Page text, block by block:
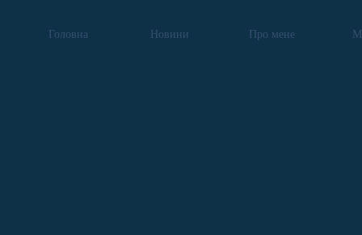
Головна Новини Про мене